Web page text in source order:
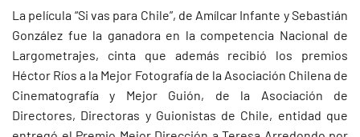
La película “Si vas para Chile”, de Amílcar Infante y Sebastián
González fue la ganadora en la competencia Nacional de
Largometrajes, cinta que además recibió los premios
Héctor Ríos a la Mejor Fotografía de la Asociación Chilena de
Cinematografía y Mejor Guión, de la Asociación de
Directores, Directoras y Guionistas de Chile, entidad que